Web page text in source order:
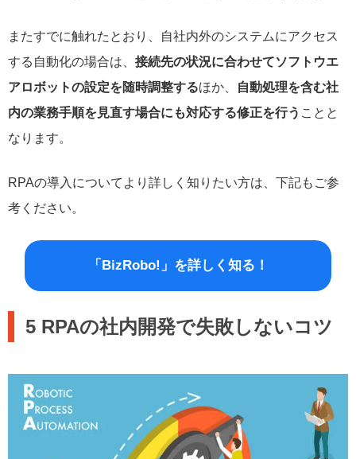
またすでに触れたとおり、自社内外のシステムにアクセス
する自動化の場合は、 接続先の状況に合わせてソフトウエ
アロボットの設定を随時調整するほか、
自動処理を含む社
内の業務手順を見直す場合にも対応する修正を行う ことと
なります。
RPAの導入についてより詳しく知りたい方は、下記もご参
考ください。
「BizRobo!」を詳しく知る！
5 RPAの社内開発で失敗しないコツ